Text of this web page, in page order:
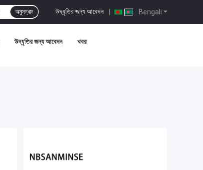
Bengali
উদ্ধৃতির জন্য আবেদন |
অনুসন্ধান
উদ্ধৃতির জন্য আবেদন খবর